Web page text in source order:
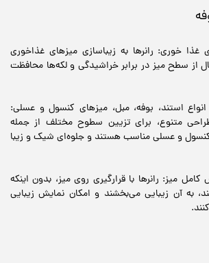
غذا خوری: رانرها به زیباسازی میزهای غذاخوری
از سطح میز در برابر خراشیدگی و لکه‌ها محافظت
استند، بوفه، مبل، میزهای کنسول و عسلی:
طراحی متنوع، برای تزیین سطوح مختلف از جمله
کنسول و عسلی مناسب هستند و جلوه‌ای شیک و زیبا
میز: رانرها با قرارگیری روی میز، بدون اینکه
به آن زیبایی می‌بخشند و امکان نمایش زیبایی